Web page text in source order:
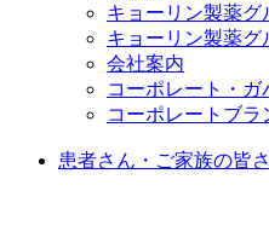
キョーリン製薬グ
キョーリン製薬グ
会社案内
コーポレート・ガ
コーポレートブラ
患者さん・ご家族の皆